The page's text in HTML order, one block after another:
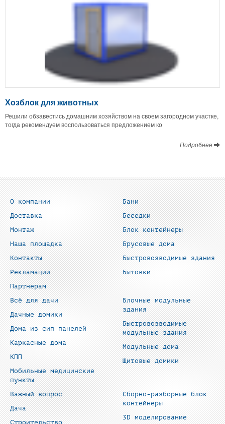
Хозблок для животных
Решили обзавестись домашним хозяйством на своем загородном участке,
тогда рекомендуем воспользоваться предложением ко
Подробнее
О компании
Доставка
Монтаж
Наша площадка
Контакты
Рекламации
Партнерам
Бани
Беседки
Блок контейнеры
Брусовые дома
Быстровозводимые здания
Бытовки
Всё для дачи
Дачные домики
Дома из сип панелей
Каркасные дома
КПП
Мобильные медицинские
пункты
Блочные модульные
здания
Быстровозводимые
модульные здания
Модульные дома
Щитовые домики
Важный вопрос
Дача
Строительство
Сборно-разборные блок
контейнеры
3D моделирование